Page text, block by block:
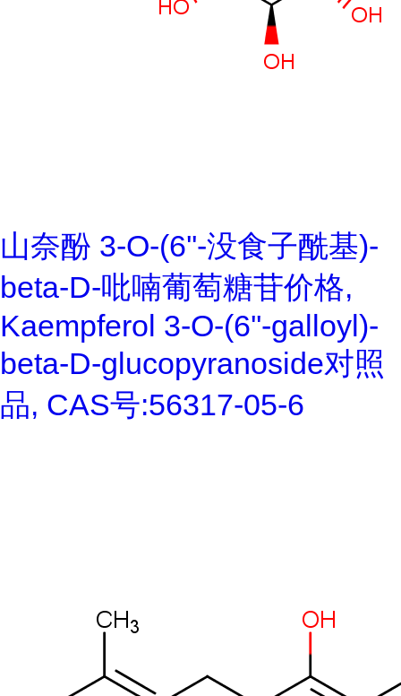
山奈酚 3-O-(6''-没食子酰基)-
beta-D-吡喃葡萄糖苷价格,
Kaempferol 3-O-(6''-galloyl)-
beta-D-glucopyranoside对照
品, CAS号:56317-05-6